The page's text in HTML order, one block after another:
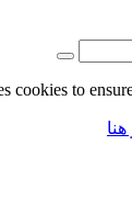
cookies to
هنا